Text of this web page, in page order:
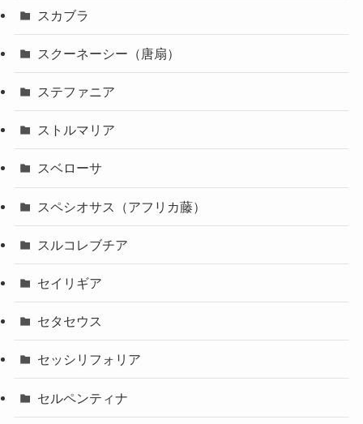
スカブラ
スクーネーシー（唐扇）
ステファニア
ストルマリア
スベローサ
スペシオサス（アフリカ藤）
スルコレブチア
セイリギア
セタセウス
セッシリフォリア
セルペンティナ